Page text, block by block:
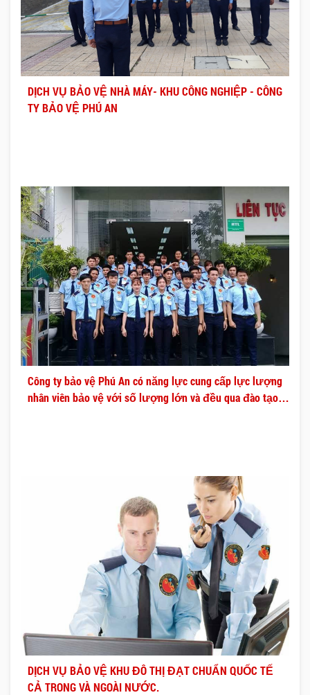
DỊCH VỤ BẢO VỆ NHÀ MÁY- KHU CÔNG NGHIỆP - CÔNG
TY BẢO VỆ PHÚ AN
Công ty bảo vệ Phú An có năng lực cung cấp lực lượng
nhân viên bảo vệ với số lượng lớn và đều qua đào tạo
DỊCH VỤ BẢO VỆ KHU ĐÔ THỊ ĐẠT CHUẨN QUỐC TẾ
CẢ TRONG VÀ NGOÀI NƯỚC.